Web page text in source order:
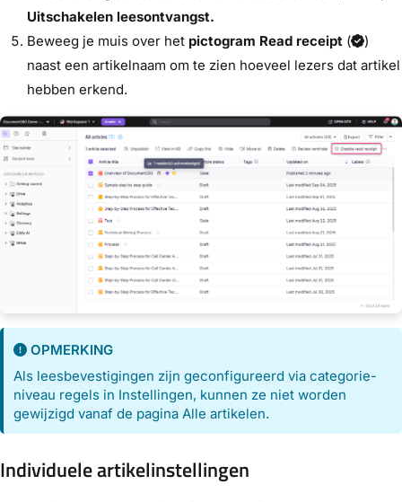
Uitschakelen leesontvangst.
Beweeg je muis over het pictogram Read receipt (
)
naast een artikelnaam om te zien hoeveel lezers dat artikel
hebben erkend.
OPMERKING
Als leesbevestigingen zijn geconfigureerd via categorie-
niveau regels in Instellingen, kunnen ze niet worden
gewijzigd vanaf de pagina Alle artikelen.
Individuele artikelinstellingen